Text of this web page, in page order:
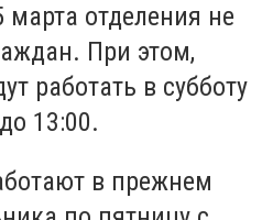
отделения не
При этом,
работать в субботу
13:00.
в прежнем